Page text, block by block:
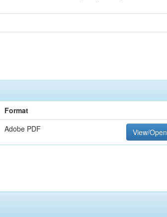
Format
Adobe PDF View/Open